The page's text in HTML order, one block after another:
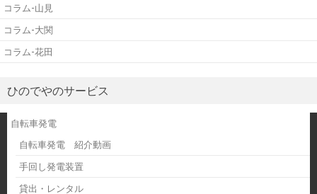
コラム-山見
コラム-大関
コラム-花田
ひのでやのサービス
自転車発電
自転車発電 紹介動画
手回し発電装置
貸出・レンタル